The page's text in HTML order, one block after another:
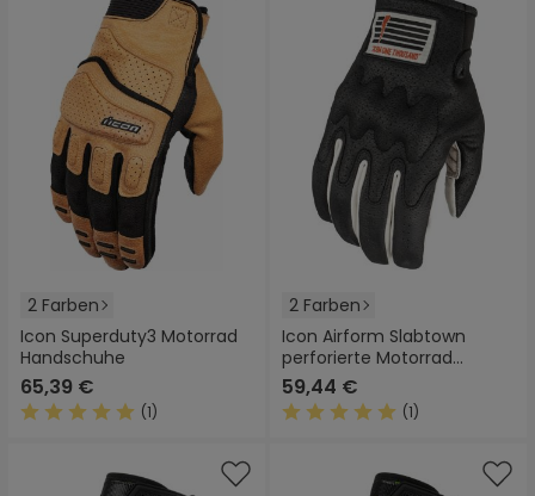
2 Farben
Icon Superduty3 Motorrad
Handschuhe
65,39 €
(1)
2 Farben
Icon Airform Slabtown
perforierte Motorrad
Handschuhe
59,44 €
(1)